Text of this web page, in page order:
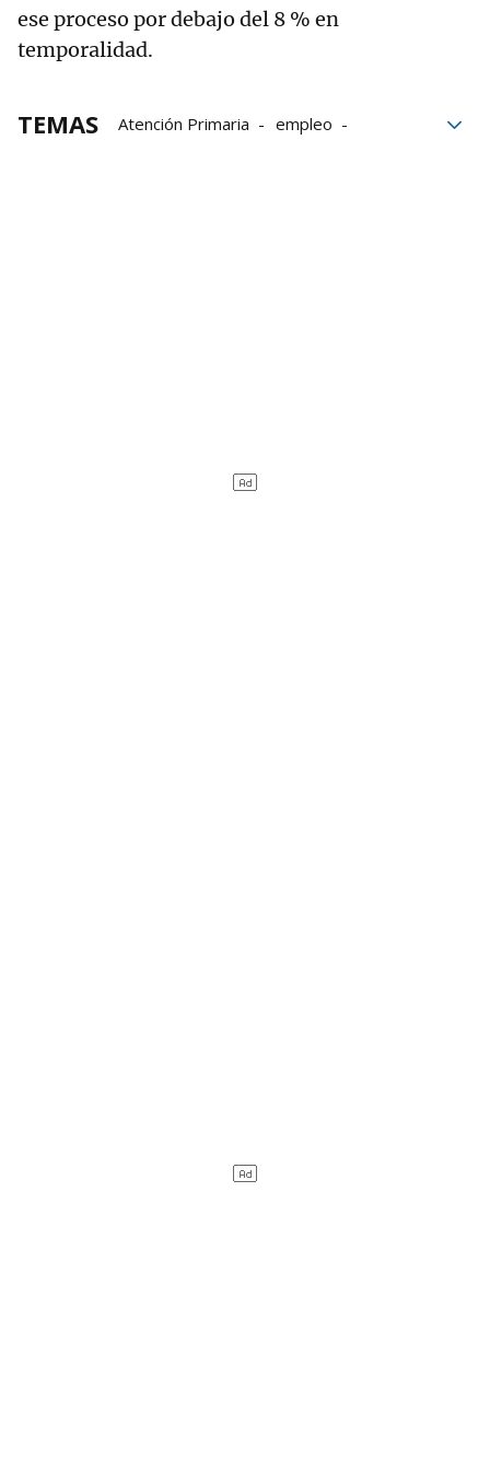
ese proceso por debajo del 8 % en
temporalidad.
TEMAS Atención Primaria
empleo